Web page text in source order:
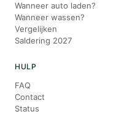
Wanneer auto laden?
Wanneer wassen?
Vergelijken
Saldering 2027
HULP
FAQ
Contact
Status